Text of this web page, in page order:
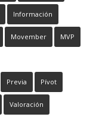
Información
Movember MVP
Previa Pívot
Valoración